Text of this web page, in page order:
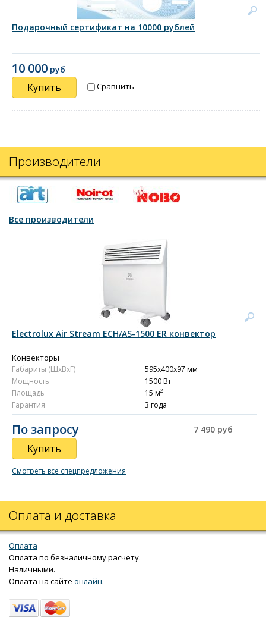
Подарочный сертификат на 10000 рублей
10 000 руб
Купить Сравнить
Производители
Все производители
Electrolux Air Stream ECH/AS-1500 ER конвектор
Конвекторы
Габариты (ШxВxГ)
595x400x97 мм
Мощность
1500 Вт
Площадь
15 м2
Гарантия 3 года
По запросу 7 490 руб
Купить
Смотреть все спецпредложения
Оплата и доставка
Оплата
Оплата по безналичному расчету.
Наличными.
Оплата на сайте онлайн.